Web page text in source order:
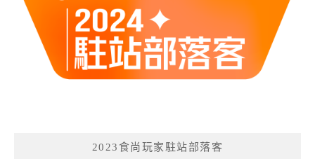
2023食尚玩家駐站部落客